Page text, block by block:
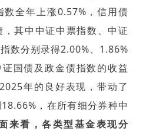
全年上涨0.57%，信用债
其中中证中票指数、中证
数分别录得2.00%、1.86%
国债及政金债指数的收益
年的良好表现，带动了
，在所有细分券种中
来看，各类型基金表现分